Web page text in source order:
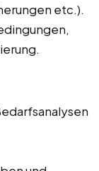
etc.).